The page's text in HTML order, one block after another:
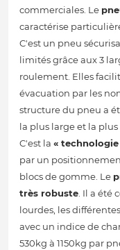
commerciales. Le
caractérise
C'est un pneu
limités grâce aux 3
roulement. Elles
évacuation par les
structure du pneu a
la plus large et la
C'est la «
par un
blocs de gomme. Le
très robuste. Il a été
lourdes, les
avec un indice de
530kg à 1150kg par